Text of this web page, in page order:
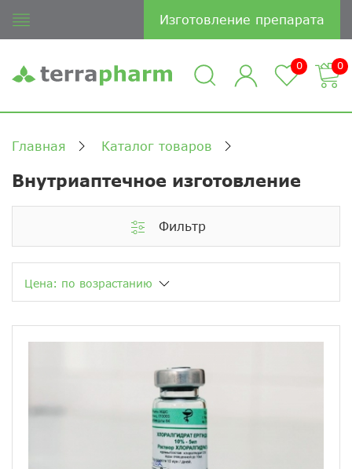
Изготовление препарата
0 0
Главная Каталог товаров
Внутриаптечное изготовление
Фильтр
Цена: по возрастанию